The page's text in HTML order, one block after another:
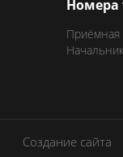
Номера
Приёмная
Создание сайта